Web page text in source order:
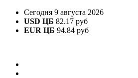
Сегодня 9 августа 2026
USD ЦБ 82.17 руб
EUR ЦБ 94.84 руб